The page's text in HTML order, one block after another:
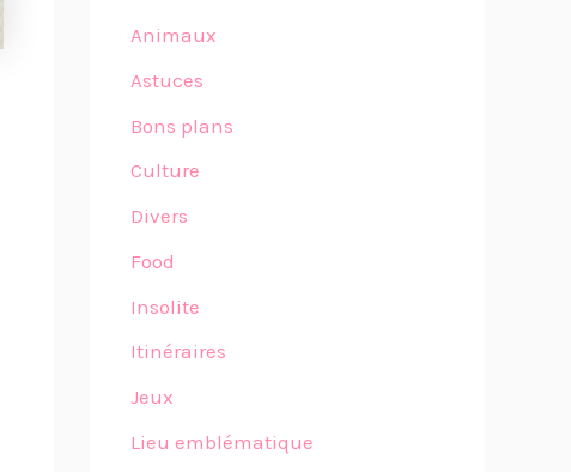
Animaux
Astuces
Bons plans
Culture
Divers
Food
Insolite
Itinéraires
Jeux
Lieu emblématique